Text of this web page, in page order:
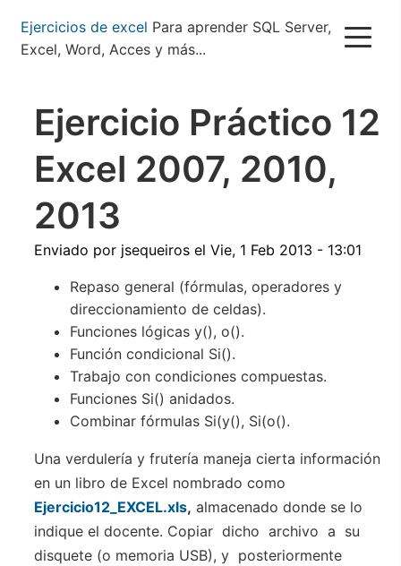
Pasar
contenido
Ejercicios de excel Para aprender SQL Server,
Excel, Word, Acces y más...
Ejercicio Práctico 12
Excel 2007, 2010,
2013
Enviado por jsequeiros el Vie, 1 Feb 2013 - 13:01
Repaso general (fórmulas, operadores y
direccionamiento de celdas).
Funciones lógicas y(), o().
Función condicional Si().
Trabajo con condiciones compuestas.
Funciones Si() anidados.
Combinar fórmulas Si(y(), Si(o().
Una verdulería y frutería maneja cierta información
en un libro de Excel nombrado como
Ejercicio12_EXCEL.xls, almacenado donde se lo
indique el docente. Copiar dicho archivo a su
disquete (o memoria USB), y posteriormente